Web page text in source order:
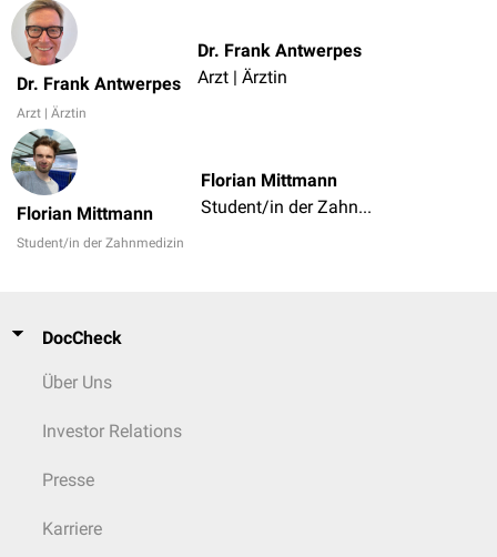
Dr. Frank Antwerpes
Arzt | Ärztin
Dr. Frank Antwerpes
Arzt | Ärztin
Florian Mittmann
Student/in der Zahnmedizin
Florian Mittmann
Student/in der Zahnmedizin
DocCheck
Über Uns
Investor Relations
Presse
Karriere